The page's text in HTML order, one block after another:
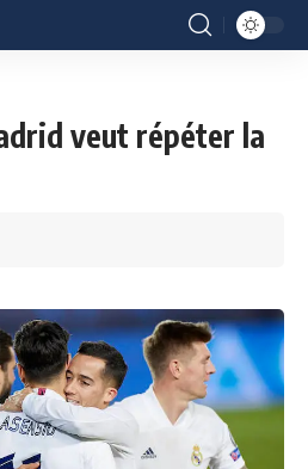
veut répéter la